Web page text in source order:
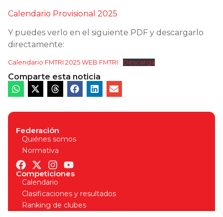
Calendario Provisional 2025
Y puedes verlo en el siguiente PDF y descargarlo
directamente:
Calendario FMTRI 2025 WEB FMTRI Descarga
Comparte esta noticia
Federación
Quiénes somos
Normativa
Competiciones
Calendario
Clasificaciones y resultados
Ranking de clubes